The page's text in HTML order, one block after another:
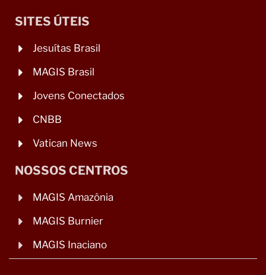
SITES ÚTEIS
Jesuítas Brasil
MAGIS Brasil
Jovens Conectados
CNBB
Vatican News
NOSSOS CENTROS
MAGIS Amazônia
MAGIS Burnier
MAGIS Inaciano